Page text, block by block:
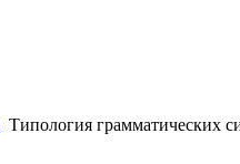
Типология грамматических